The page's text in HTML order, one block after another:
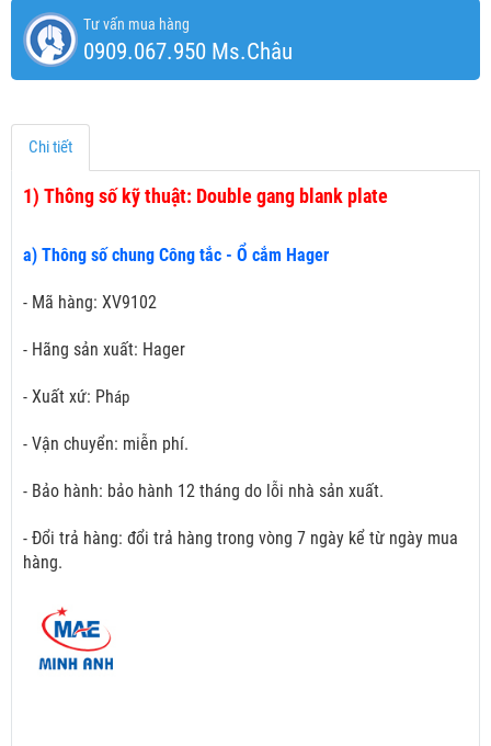
Tư vấn mua hàng
0909.067.950 Ms.Châu
Chi tiết
1) Thông số kỹ thuật: Double gang blank plate
a) Thông số chung Công tắc - Ổ cắm Hager
- Mã hàng: XV9102
- Hãng sản xuất: Hager
- Xuất xứ: Pháp
- Vận chuyển: miễn phí.
- Bảo hành: bảo hành 12 tháng do lỗi nhà sản xuất.
- Đổi trả hàng: đổi trả hàng trong vòng 7 ngày kể từ ngày mua
hàng.